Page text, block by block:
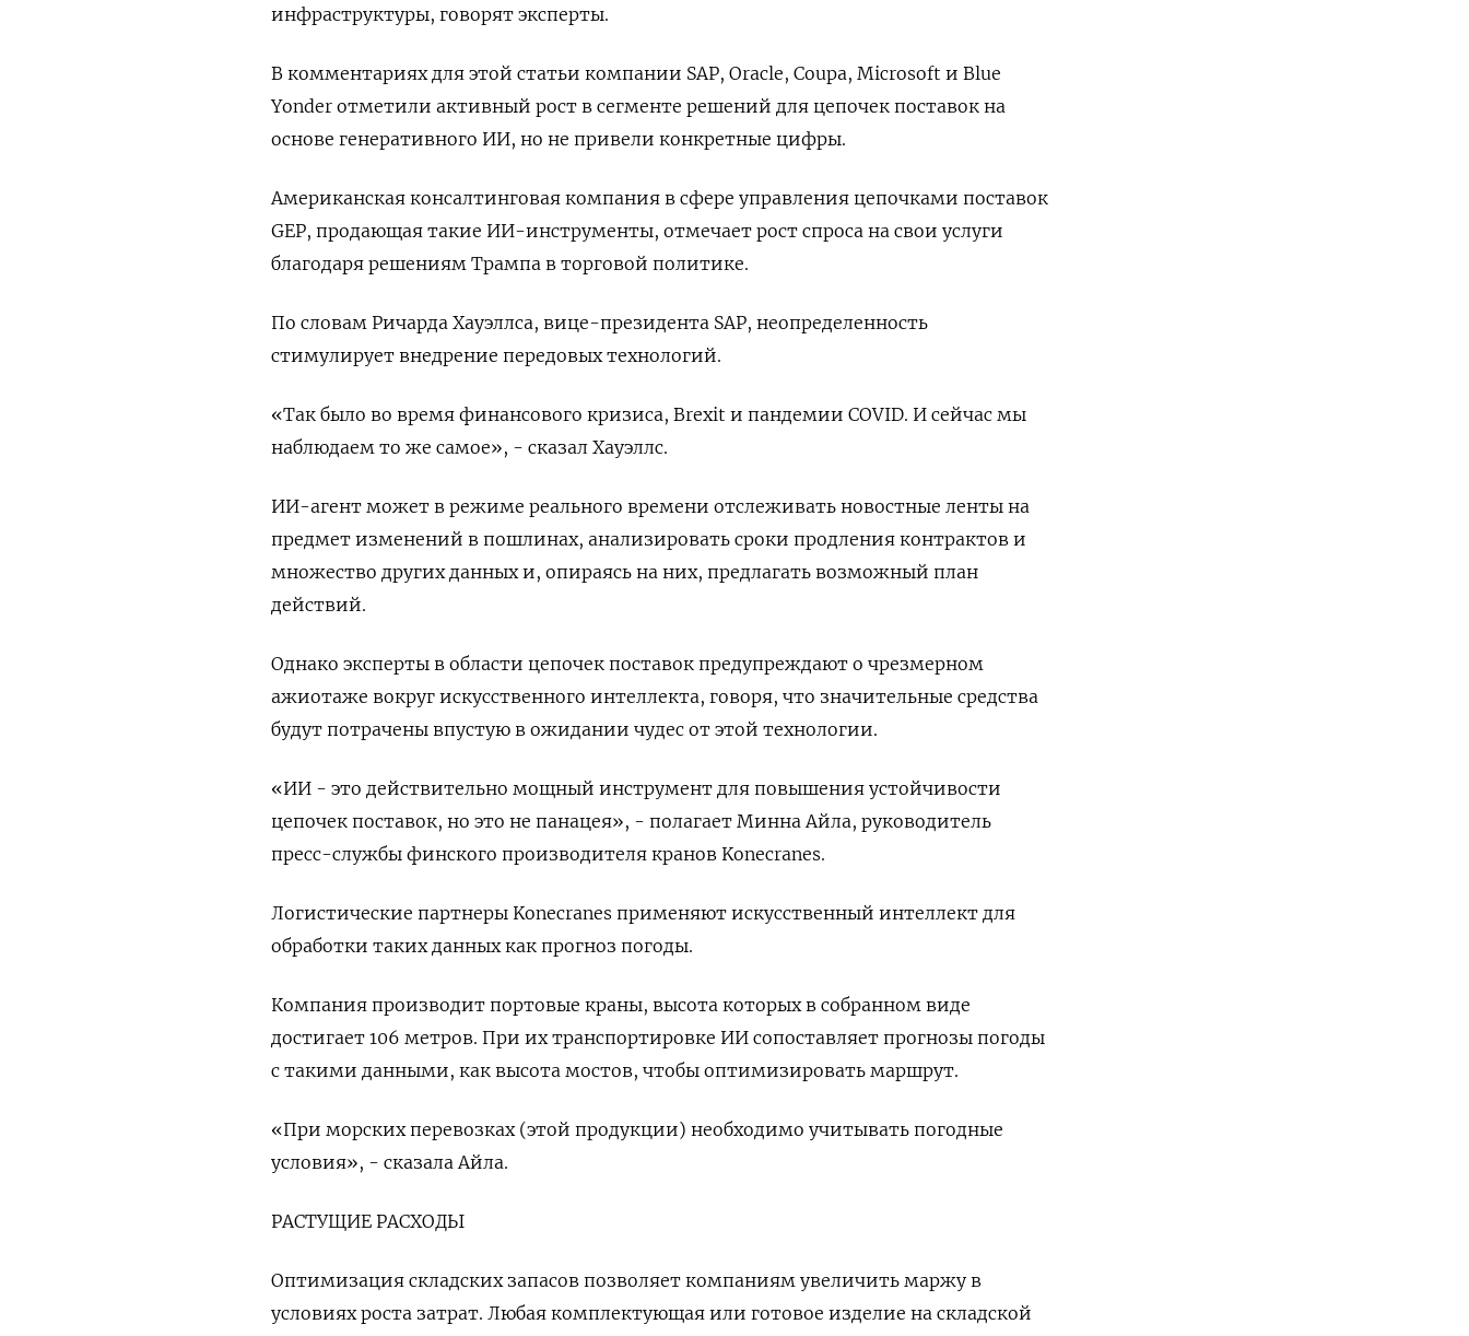
инфраструктуры, говорят эксперты.
В комментариях для этой статьи компании SAP, Oracle, Coupa, Microsoft и Blue
Yonder отметили активный рост в сегменте решений для цепочек поставок на
основе генеративного ИИ, но не привели конкретные цифры.
Американская консалтинговая компания в сфере управления цепочками поставок
GEP, продающая такие ИИ-инструменты, отмечает рост спроса на свои услуги
благодаря решениям Трампа в торговой политике.
По словам Ричарда Хауэллса, вице-президента SAP, неопределенность
стимулирует внедрение передовых технологий.
«Так было во время финансового кризиса, Brexit и пандемии COVID. И сейчас мы
наблюдаем то же самое», - сказал Хауэллс.
ИИ-агент может в режиме реального времени отслеживать новостные ленты на
предмет изменений в пошлинах, анализировать сроки продления контрактов и
множество других данных и, опираясь на них, предлагать возможный план
действий.
Однако эксперты в области цепочек поставок предупреждают о чрезмерном
ажиотаже вокруг искусственного интеллекта, говоря, что значительные средства
будут потрачены впустую в ожидании чудес от этой технологии.
«ИИ - это действительно мощный инструмент для повышения устойчивости
цепочек поставок, но это не панацея», - полагает Минна Айла, руководитель
пресс-службы финского производителя кранов Konecranes.
Логистические партнеры Konecranes применяют искусственный интеллект для
обработки таких данных как прогноз погоды.
Компания производит портовые краны, высота которых в собранном виде
достигает 106 метров. При их транспортировке ИИ сопоставляет прогнозы погоды
с такими данными, как высота мостов, чтобы оптимизировать маршрут.
«При морских перевозках (этой продукции) необходимо учитывать погодные
условия», - сказала Айла.
РАСТУЩИЕ РАСХОДЫ
Оптимизация складских запасов позволяет компаниям увеличить маржу в
условиях роста затрат. Любая комплектующая или готовое изделие на складской